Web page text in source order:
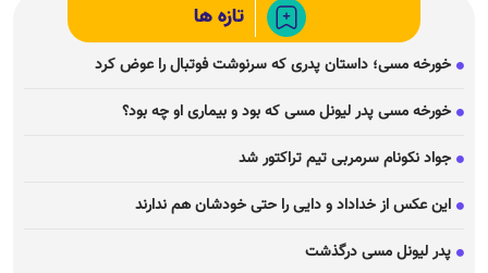
تازه ها
خورخه مسی؛ داستان پدری که سرنوشت فوتبال را عوض کرد
خورخه مسی پدر لیونل مسی که بود و بیماری او چه بود؟
جواد نکونام سرمربی تیم تراکتور شد
این عکس از خداداد و دایی را حتی خودشان هم ندارند
پدر لیونل مسی درگذشت